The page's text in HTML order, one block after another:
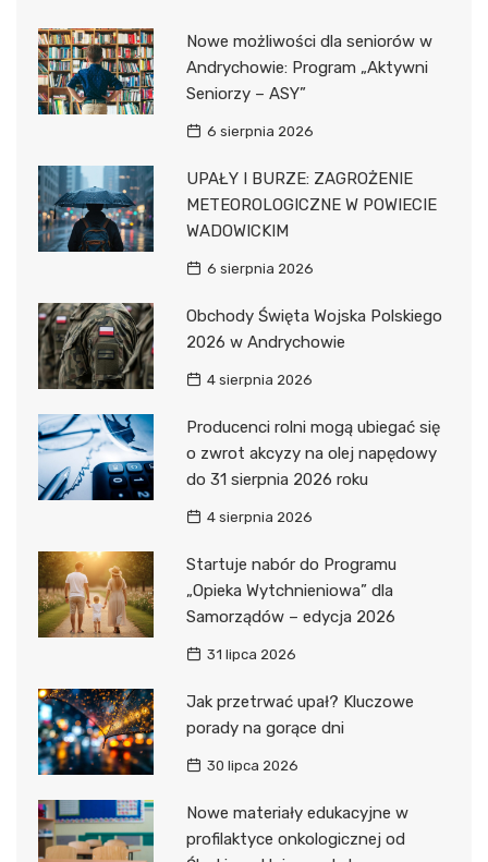
Nowe możliwości dla seniorów w
Andrychowie: Program „Aktywni
Seniorzy – ASY”
6 sierpnia 2026
UPAŁY I BURZE: ZAGROŻENIE
METEOROLOGICZNE W POWIECIE
WADOWICKIM
6 sierpnia 2026
Obchody Święta Wojska Polskiego
2026 w Andrychowie
4 sierpnia 2026
Producenci rolni mogą ubiegać się
o zwrot akcyzy na olej napędowy
do 31 sierpnia 2026 roku
4 sierpnia 2026
Startuje nabór do Programu
„Opieka Wytchnieniowa” dla
Samorządów – edycja 2026
31 lipca 2026
Jak przetrwać upał? Kluczowe
porady na gorące dni
30 lipca 2026
Nowe materiały edukacyjne w
profilaktyce onkologicznej od